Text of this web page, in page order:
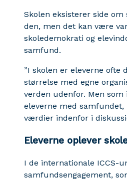
Skolen eksisterer side
den, men det kan være
skoledemokrati og
samfund.
”I skolen er eleverne
størrelse med egne
verden udenfor. Men
eleverne med
værdier indenfor i
Eleverne oplever
I de internationale ICCS-
samfundsengagement,